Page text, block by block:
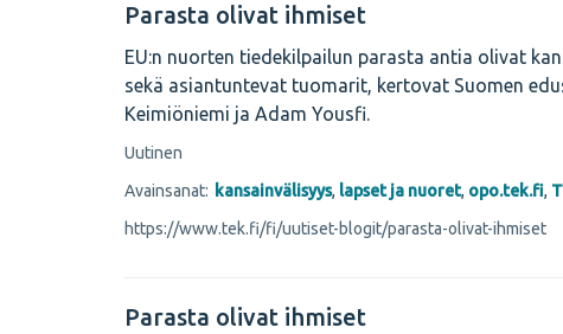
Parasta olivat ihmiset
EU:n nuorten tiedekilpailun parasta antia olivat
sekä asiantuntevat tuomarit, kertovat Suomen
Keimiöniemi ja Adam Yousfi.
Uutinen
Avainsanat: kansainvälisyys, lapset ja nuoret, opo.tek.fi,
https://www.tek.fi/fi/uutiset-blogit/parasta-olivat-ihmiset
Parasta olivat ihmiset